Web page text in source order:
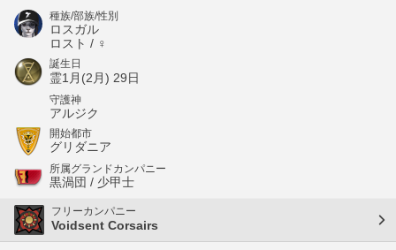
種族/部族/性別
ロスガル
ロスト / ♀
誕生日
霊1月(2月) 29日
守護神
アルジク
開始都市
グリダニア
所属グランドカンパニー
黒渦団 / 少甲士
フリーカンパニー
Voidsent Corsairs